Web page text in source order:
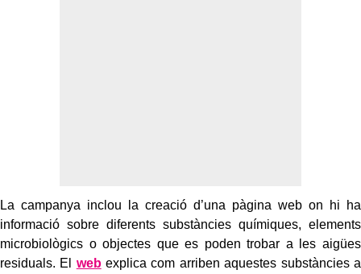
La campanya inclou la creació d’una pàgina web on hi ha
informació sobre diferents substàncies químiques, elements
microbiològics o objectes que es poden trobar a les aigües
residuals. El webexplica com arriben aquestes substàncies a